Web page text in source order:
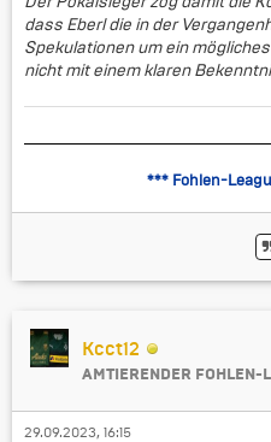
dass Eberl die in der
Spekulationen um ein
nicht mit einem klaren
*** Fohlen-
Kcct12
AMTIERENDER FOHLEN-
29.09.2023, 16:15